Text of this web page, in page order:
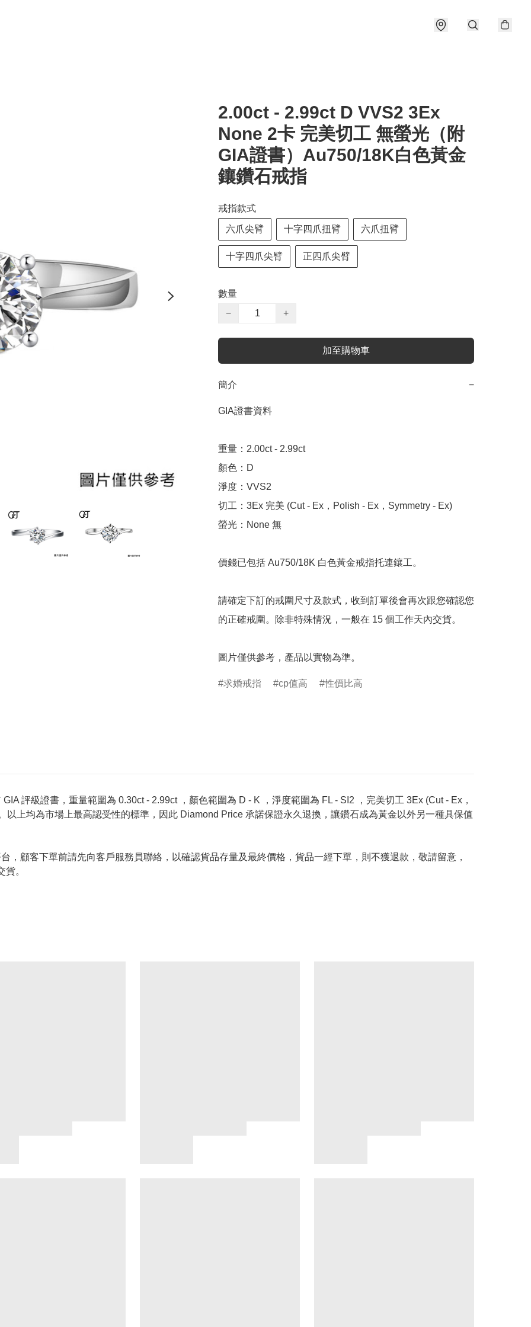
2.00ct - 2.99ct D VVS2 3Ex
None 2卡 完美切工 無螢光（附
GIA證書）Au750/18K白色黃金
鑲鑽石戒指
戒指款式
六爪尖臂 十字四爪扭臂 六爪扭臂
十字四爪尖臂 正四爪尖臂
數量
−
+
加至購物車
簡介 −
GIA證書資料
重量：2.00ct - 2.99ct
顏色：D
淨度：VVS2
切工：3Ex 完美 (Cut - Ex，Polish - Ex，Symmetry - Ex)
螢光：None 無
價錢已包括 Au750/18K 白色黃金戒指托連鑲工。
請確定下訂的戒圍尺寸及款式，收到訂單後會再次跟您確認您
的正確戒圍。除非特殊情況，一般在 15 個工作天內交貨。
圖片僅供參考，產品以實物為準。
求婚戒指 cp值高 性價比高
評級證書，重量範圍為 0.30ct - 2.99ct ，顏色範圍為 D - K ，淨度範圍為 FL - SI2 ，完美切工 3Ex (Cut - Ex，
以上均為市場上最高認受性的標準，因此 Diamond Price 承諾保證永久退換，讓鑽石成為黃金以外另一種具保值
，顧客下單前請先向客戶服務員聯絡，以確認貨品存量及最終價格，貨品一經下單，則不獲退款，敬請留意，
。